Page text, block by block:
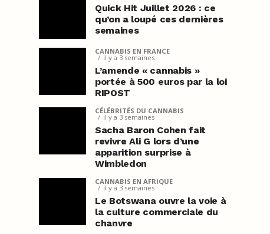
Quick Hit Juillet 2026 : ce
qu’on a loupé ces dernières
semaines
CANNABIS EN FRANCE
il y a 3 semaines
L’amende « cannabis »
portée à 500 euros par la loi
RIPOST
CÉLÉBRITÉS DU CANNABIS
il y a 3 semaines
Sacha Baron Cohen fait
revivre Ali G lors d’une
apparition surprise à
Wimbledon
CANNABIS EN AFRIQUE
il y a 3 semaines
Le Botswana ouvre la voie à
la culture commerciale du
chanvre